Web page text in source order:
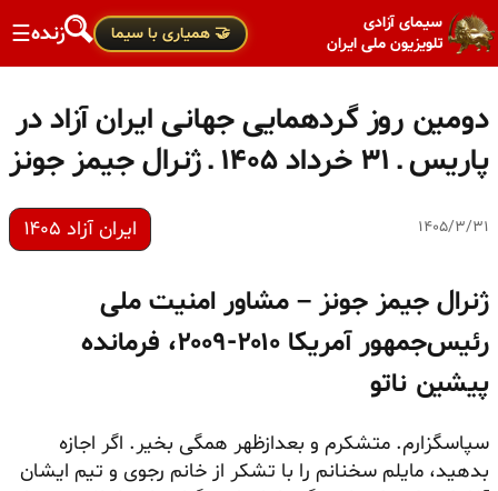
سیمای آزادی
تلویزیون ملی ایران
🤝 همیاری با سیما زنده☰
دومین روز گردهمایی جهانی ایران آزاد در
پاریس ـ ۳۱ خرداد ۱۴۰۵ ـ ژنرال جیمز جونز
۱۴۰۵/۳/۳۱ ایران آزاد ۱۴۰۵
ژنرال جیمز جونز – مشاور امنیت ملی
رئیس‌جمهور آمریکا ۲۰۱۰-۲۰۰۹، فرمانده
پیشین ناتو
سپاسگزارم. متشکرم و بعدازظهر همگی بخیر. اگر اجازه
بدهید، مایلم سخنانم را با تشکر از خانم رجوی و تیم ایشان